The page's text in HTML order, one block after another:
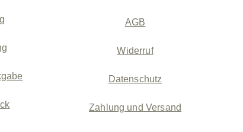
AGB
Widerruf
Datenschutz
Zahlung und Versand